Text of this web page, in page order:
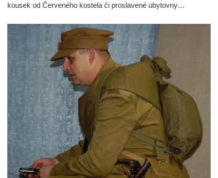
kousek od Červeného kostela či proslavené ubytovny…